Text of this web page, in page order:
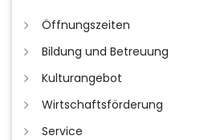
Öffnungszeiten
Bildung und Betreuung
Kulturangebot
Wirtschaftsförderung
Service